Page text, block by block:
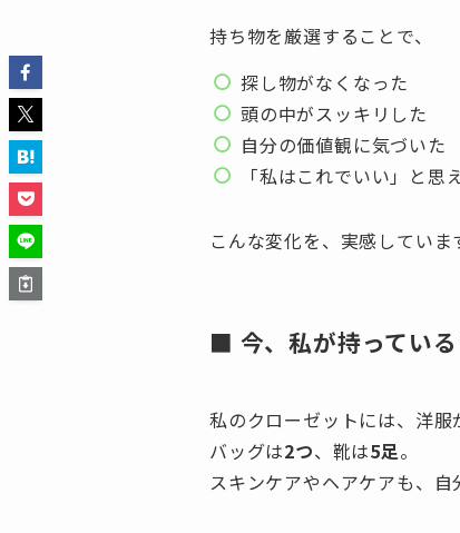
持ち物を厳選することで、
探し物がなくなった
頭の中がスッキリした
自分の価値観に気づいた
「私はこれでいい」と思
こんな変化を、実感していま
■ 今、私が持ってい
私のクローゼットには、洋服
バッグは2つ、靴は5足。
スキンケアやヘアケアも、自